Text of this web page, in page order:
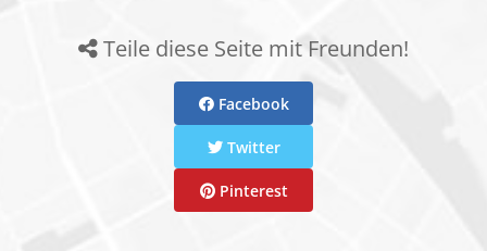
Teile diese Seite mit Freunden!
Facebook
Twitter
Pinterest